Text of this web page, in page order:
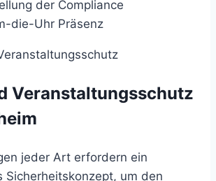
der Compliance
die-Uhr Präsenz
Veranstaltungsschutz
jeder Art erfordern ein
Sicherheitskonzept, um den